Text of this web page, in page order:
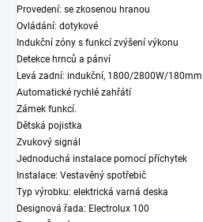
Provedení: se zkosenou hranou
Ovládání: dotykové
Indukční zóny s funkcí zvýšení výkonu
Detekce hrnců a pánví
Levá zadní: indukční, 1800/2800W/180mm
Automatické rychlé zahřátí
Zámek funkcí.
Dětská pojistka
Zvukový signál
Jednoduchá instalace pomocí příchytek
Instalace: Vestavěný spotřebič
Typ výrobku: elektrická varná deska
Designová řada: Electrolux 100